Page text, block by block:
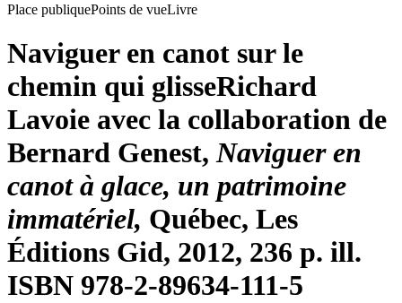
Place publiquePoints de vueLivre
Naviguer en canot sur le
chemin qui glisseRichard
Lavoie avec la collaboration de
Bernard Genest, Naviguer en
canot à glace, un patrimoine
immatériel, Québec, Les
Éditions Gid, 2012, 236 p. ill.
ISBN 978-2-89634-111-5